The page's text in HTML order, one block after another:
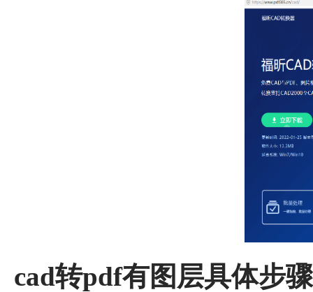
cad转pdf有图层具体步